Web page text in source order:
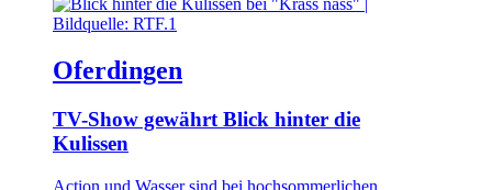
Oferdingen
TV-Show gewährt Blick hinter die
Kulissen
Action und Wasser sind bei hochsommerlichen